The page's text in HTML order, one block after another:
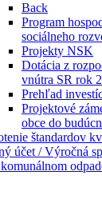
Back
Program
sociálneho
Projekty NSK
Dotácia z
vnútra SR rok
Prehľad
Projektové
obce do
štandardov
účet / Výročná